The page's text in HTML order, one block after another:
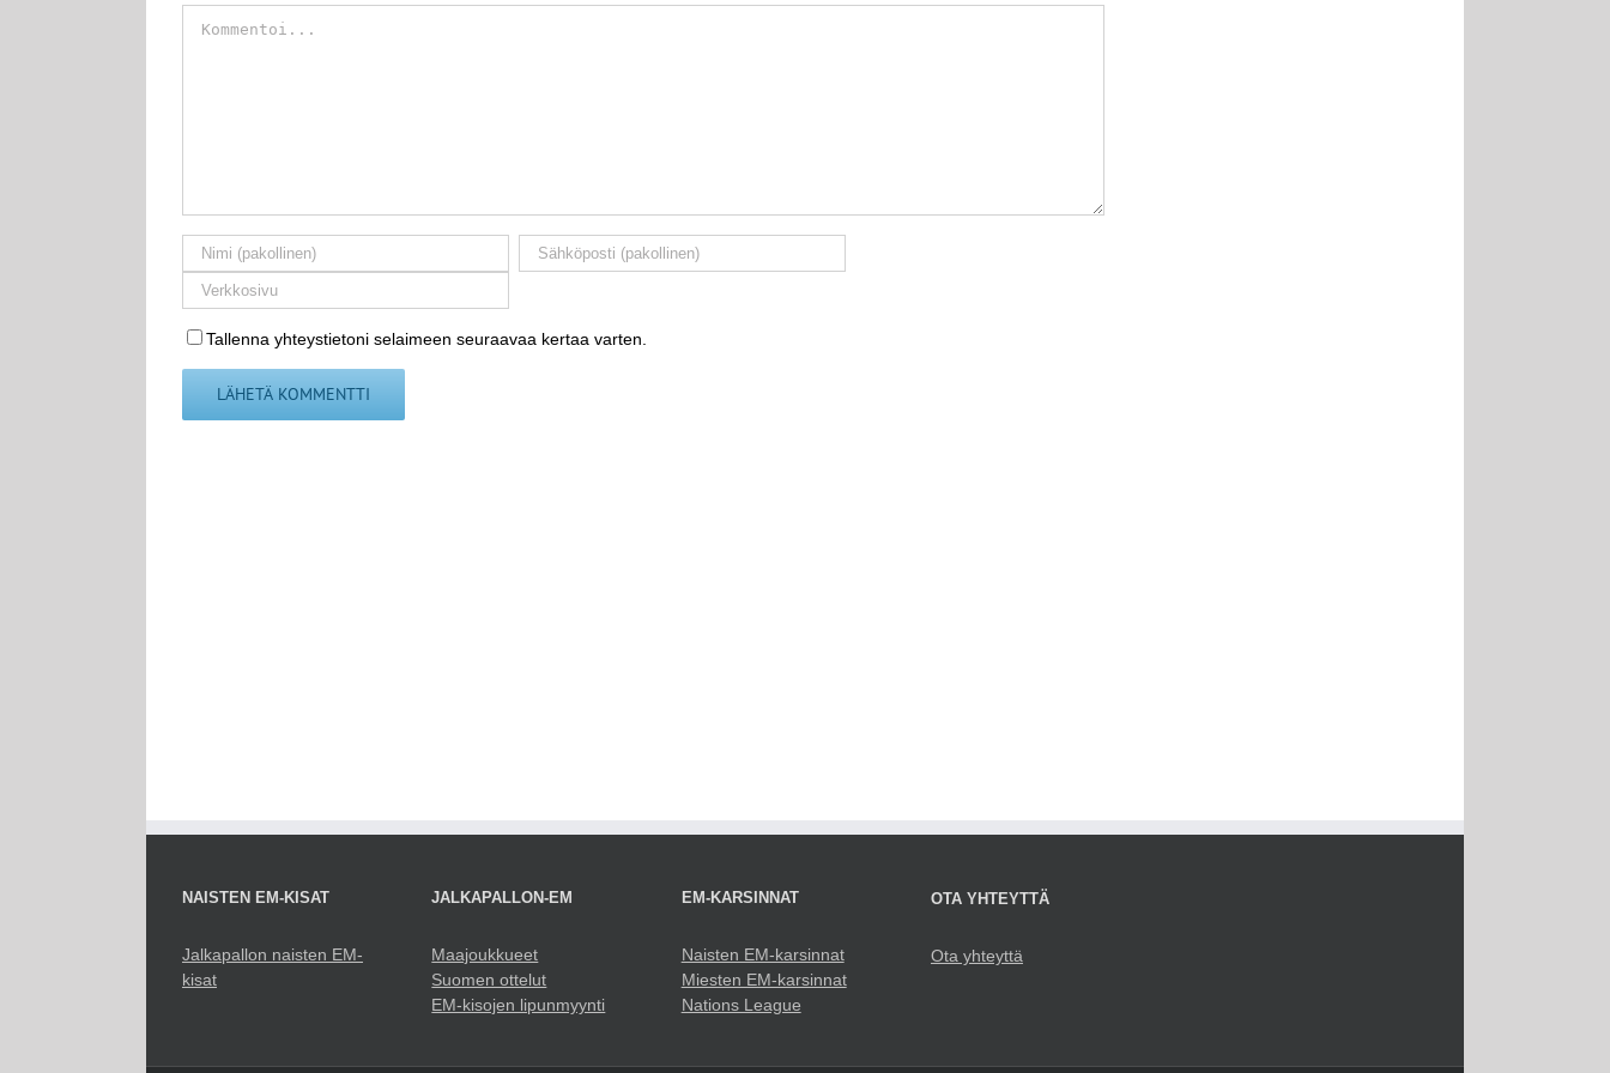
Tallenna yhteystietoni selaimeen seuraavaa kertaa varten.
NAISTEN EM-KISAT
Jalkapallon naisten EM-
kisat
JALKAPALLON-EM
Maajoukkueet
Suomen ottelut
EM-kisojen lipunmyynti
EM-KARSINNAT
Naisten EM-karsinnat
Miesten EM-karsinnat
Nations League
OTA YHTEYTTÄ
Ota yhteyttä